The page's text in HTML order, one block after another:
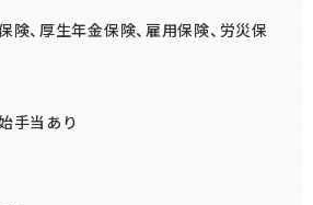
、厚生年金保険、雇用保険、労災保
手当あり